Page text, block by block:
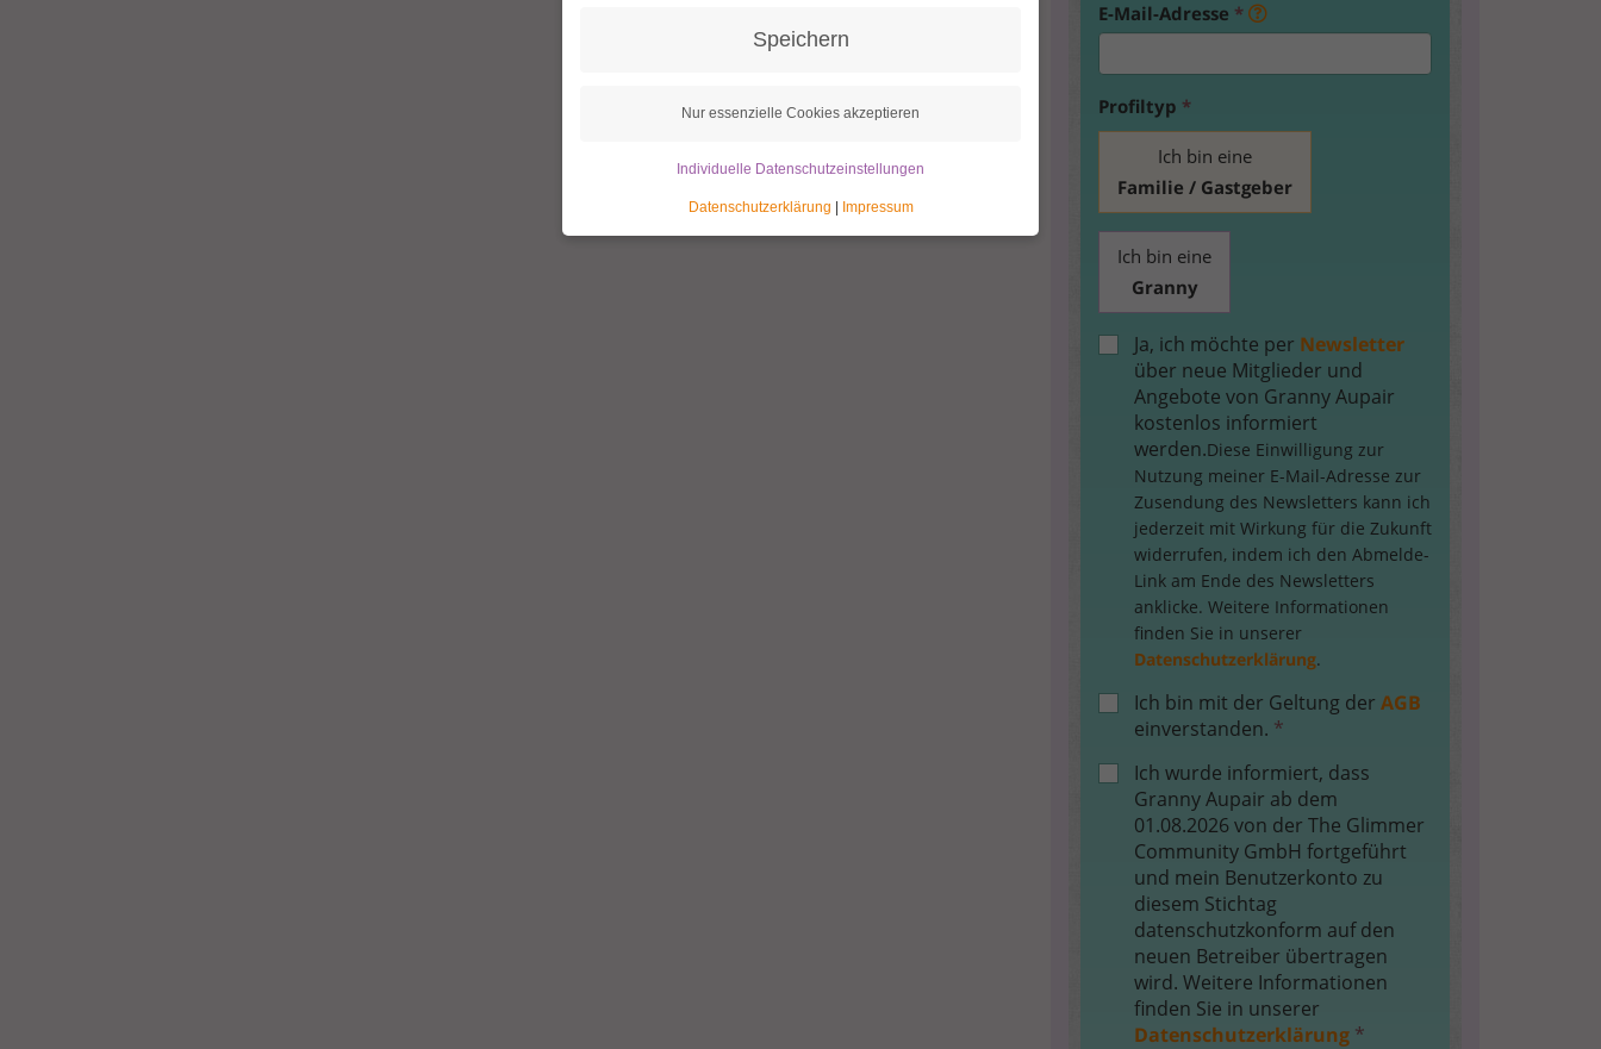
E-Mail-Adresse *
Profiltyp *
Ich bin eine
Familie / Gastgeber
Ich bin eine
Granny
Ja, ich möchte per Newsletter
über neue Mitglieder und
Angebote von Granny Aupair
kostenlos informiert
werden.Diese Einwilligung zur
Nutzung meiner E-Mail-Adresse zur
Zusendung des Newsletters kann ich
jederzeit mit Wirkung für die Zukunft
widerrufen, indem ich den Abmelde-
Link am Ende des Newsletters
anklicke. Weitere Informationen
finden Sie in unserer
Datenschutzerklärung.
Ich bin mit der Geltung der AGB
einverstanden. *
Ich wurde informiert, dass
Granny Aupair ab dem
01.08.2026 von der The Glimmer
Community GmbH fortgeführt
und mein Benutzerkonto zu
diesem Stichtag
datenschutzkonform auf den
neuen Betreiber übertragen
wird. Weitere Informationen
finden Sie in unserer
Datenschutzerklärung *
Speichern
Nur essenzielle Cookies akzeptieren
Individuelle Datenschutzeinstellungen
Datenschutzerklärung | Impressum